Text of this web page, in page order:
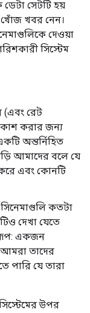
ডেটা সেটটি হয়
খোঁজ খবর নেন।
দেওয়া
সিস্টেম
(এবং রেট
করার জন্য
অন্তর্নিহিত
আমাদের বলে যে
এবং কোনটি
কতটা
দেখা যেতে
রূপ: একজন
আমরা তাদের
পারি যে তারা
উপর